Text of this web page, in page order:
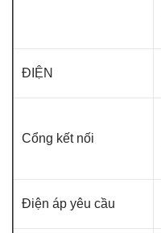
ĐIỆN
Cổng kết nối
Điện áp yêu cầu